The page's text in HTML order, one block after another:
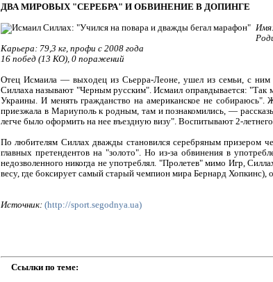
ДВА МИРОВЫХ "СЕРЕБРА" И ОБВИНЕНИЕ В ДОПИНГЕ
Карьера: 79,3 кг, профи с 2008 года
16 побед (13 КО), 0 поражений
Отец Исмаила — выходец из Сьерра-Леоне, ушел из семьи, с
Силлаха называют "Черным русским". Исмаил оправдывается: "Так
Украины. И менять гражданство на американское не
приезжала в Мариуполь к родным, там и познакомились, —
легче было оформить на нее въездную визу". Воспитывают 2-
По любителям Силлах дважды становился серебряным призером
главных претендентов на "золото". Но из-за обвинения в
недозволенного никогда не употреблял. "Пролетев" мимо Игр,
весу, где боксирует самый старый чемпион мира Бернард
Источник: (http://sport.segodnya.ua)
Ссылки по теме: